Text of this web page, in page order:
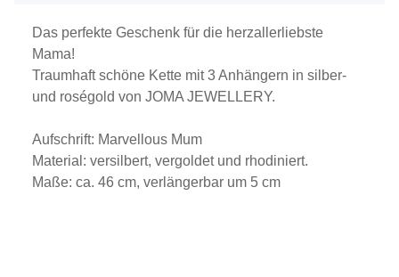
Das perfekte Geschenk für die herzallerliebste
Mama!
Traumhaft schöne Kette mit 3 Anhängern in silber-
und roségold von JOMA JEWELLERY.
Aufschrift: Marvellous Mum
Material: versilbert, vergoldet und rhodiniert.
Maße: ca. 46 cm, verlängerbar um 5 cm